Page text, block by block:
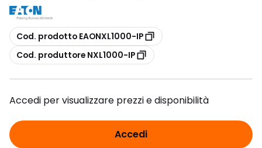
copia
Cod. prodotto EAONXL1000-IP
copia
Cod. produttore NXL1000-IP
Accedi per visualizzare prezzi e disponibilità
Accedi